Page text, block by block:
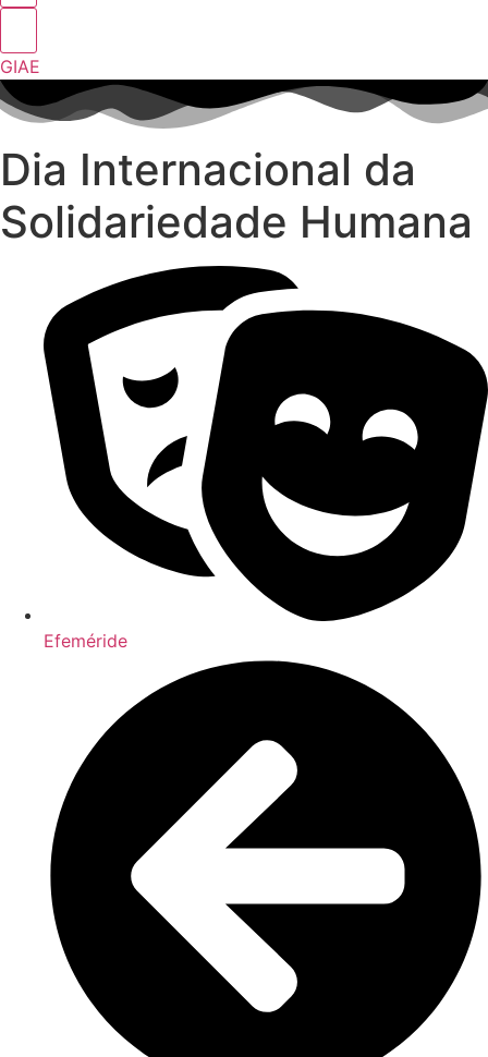
GIAE
Dia Internacional da
Solidariedade Humana
Efeméride